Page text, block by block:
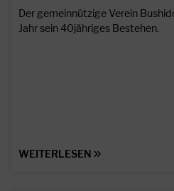
Der gemeinnützige Verein
Jahr sein 40jähriges Bestehen.
WEITERLESEN